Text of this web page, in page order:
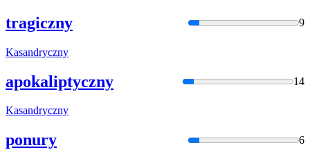
tragiczny 9
Kasandryczny
apokaliptyczny 14
Kasandryczny
ponury 6